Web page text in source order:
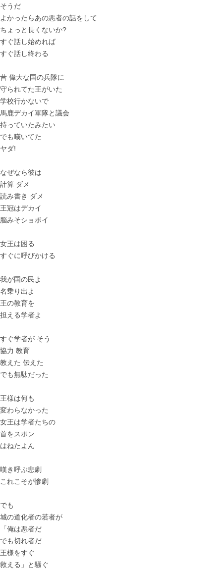
そうだ
よかったらあの悪者の話をして
ちょっと長くないか?
すぐ話し始めれば
すぐ話し終わる
昔 偉大な国の兵隊に
守られてた王がいた
学校行かないで
馬鹿デカイ軍隊と議会
持っていたみたい
でも嘆いてた
ヤダ!
なぜなら彼は
計算 ダメ
読み書き ダメ
王冠はデカイ
脳みそショボイ
女王は困る
すぐに呼びかける
我が国の民よ
名乗り出よ
王の教育を
担える学者よ
すぐ学者が そう
協力 教育
教えた 伝えた
でも無駄だった
王様は何も
変わらなかった
女王は学者たちの
首をスポン
はねたよん
嘆き呼ぶ悲劇
これこそが惨劇
でも
城の道化者の若者が
「俺は悪者だ
でも切れ者だ
王様をすぐ
救える」と騒ぐ